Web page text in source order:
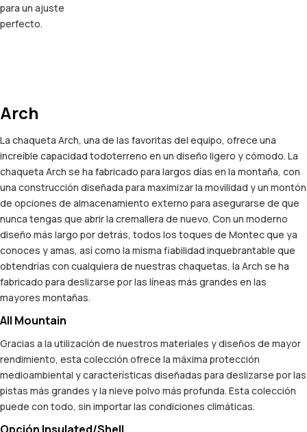
para un ajuste
perfecto.
Arch
La chaqueta Arch, una de las favoritas del equipo, ofrece una
increíble capacidad todoterreno en un diseño ligero y cómodo. La
chaqueta Arch se ha fabricado para largos días en la montaña, con
una construcción diseñada para maximizar la movilidad y un montón
de opciones de almacenamiento externo para asegurarse de que
nunca tengas que abrir la cremallera de nuevo. Con un moderno
diseño más largo por detrás, todos los toques de Montec que ya
conoces y amas, así como la misma fiabilidad inquebrantable que
obtendrías con cualquiera de nuestras chaquetas, la Arch se ha
fabricado para deslizarse por las líneas más grandes en las
mayores montañas.
All Mountain
Gracias a la utilización de nuestros materiales y diseños de mayor
rendimiento, esta colección ofrece la máxima protección
medioambiental y características diseñadas para deslizarse por las
pistas más grandes y la nieve polvo más profunda. Esta colección
puede con todo, sin importar las condiciones climáticas.